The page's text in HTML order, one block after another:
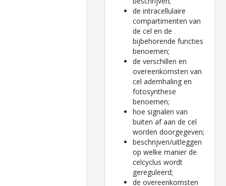
de intracellulaire
compartimenten van
de cel en de
bijbehorende functies
benoemen;
de verschillen en
overeenkomsten van
cel ademhaling en
fotosynthese
benoemen;
hoe signalen van
buiten af aan de cel
worden doorgegeven;
beschrijven/uitleggen
op welke manier de
celcyclus wordt
gereguleerd;
de overeenkomsten